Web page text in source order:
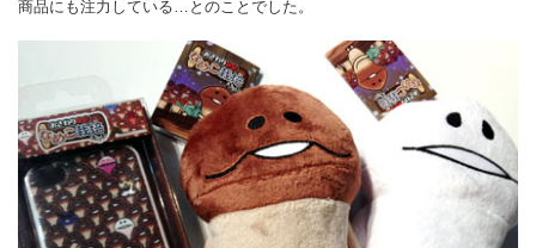
商品にも注力している…とのことでした。